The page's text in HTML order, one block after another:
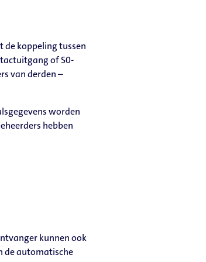
de koppeling tussen
of S0-
van derden –
worden
hebben
kunnen ook
de automatische